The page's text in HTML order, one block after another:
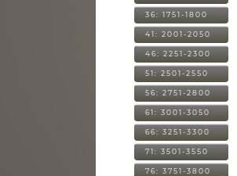
36: 1751-1800
41: 2001-2050
46: 2251-2300
51: 2501-2550
56: 2751-2800
61: 3001-3050
66: 3251-3300
71: 3501-3550
76: 3751-3800